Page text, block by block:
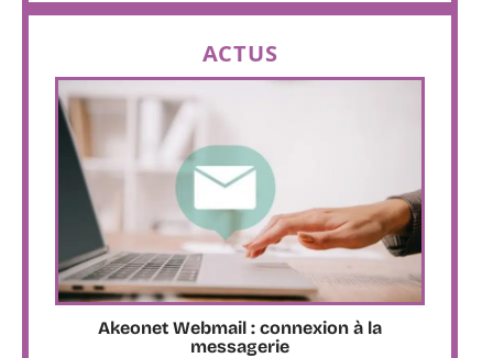
ACTUS
Akeonet Webmail : connexion à la
messagerie